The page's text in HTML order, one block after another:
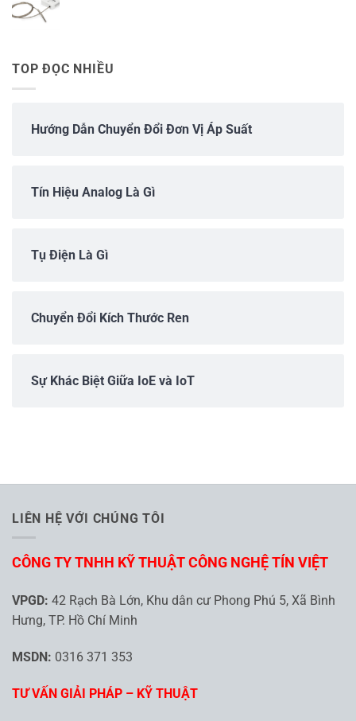
TOP ĐỌC NHIỀU
Hướng Dẫn Chuyển Đổi Đơn Vị Áp Suất
Tín Hiệu Analog Là Gì
Tụ Điện Là Gì
Chuyển Đổi Kích Thước Ren
Sự Khác Biệt Giữa IoE và IoT
LIÊN HỆ VỚI CHÚNG TÔI
CÔNG TY TNHH KỸ THUẬT CÔNG NGHỆ TÍN VIỆT
VPGD: 42 Rạch Bà Lớn, Khu dân cư Phong Phú 5, Xã Bình
Hưng, TP. Hồ Chí Minh
MSDN: 0316 371 353
TƯ VẤN GIẢI PHÁP – KỸ THUẬT